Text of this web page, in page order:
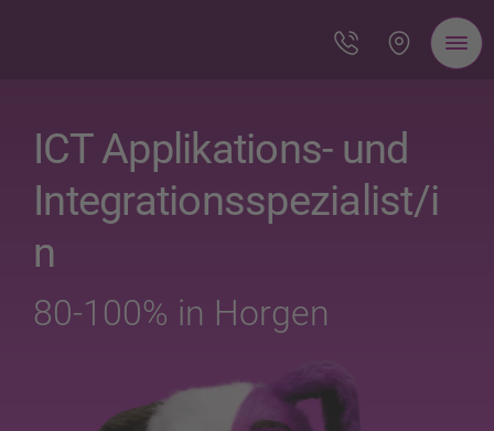
ICT Applikations- und
Integrationsspezialist/i
n
80-100% in Horgen